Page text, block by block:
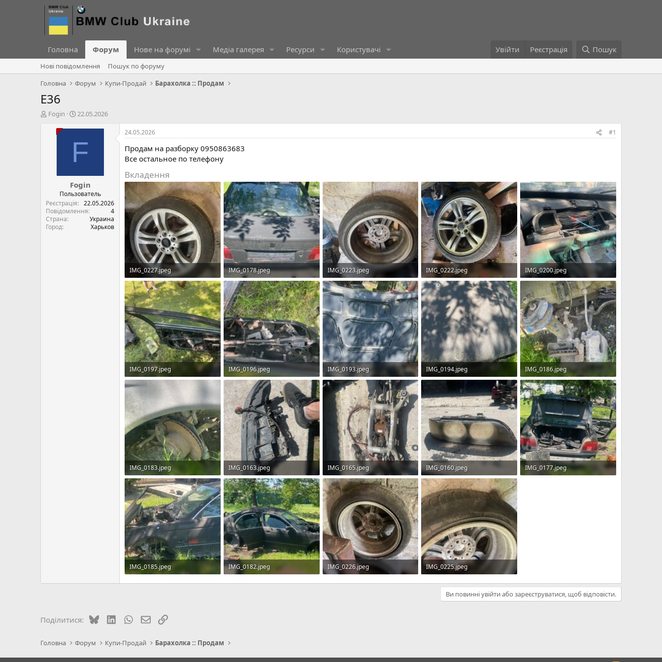
Головна Форум Нове на форумі Медіа галерея Ресурси Користувачі Увійти Реєстрація Пошук
Нові повідомлення
Пошук по форуму
Головна
Форум Купи-Продай Барахолка :: Продам
Е36
А
Fogin
Д
т
о
р
е
н
н
22.05.2026
F
Fogin
Пользователь
Реєстрація
22.05.2026
Повідомлення
4
Страна
Украина
Город
Харьков
24.05.2026 #1
Продам на разборку 0950863683
Все остальное по телефону
Вкладення
IMG_0227.jpeg
2.1 MБ · Перегляди: 6
IMG_0178.jpeg
1.8 MБ · Перегляди: 6
IMG_0223.jpeg
2.6 MБ · Перегляди: 6
IMG_0222.jpeg
1.9 MБ · Перегляди: 5
IMG_0200.jpeg
1.8 MБ · Перегляди: 7
IMG_0197.jpeg
2.7 MБ · Перегляди: 6
IMG_0196.jpeg
2.3 MБ · Перегляди: 7
IMG_0193.jpeg
1.7 MБ · Перегляди: 7
IMG_0194.jpeg
IMG_0186.jpeg
3 MБ · Перегляди: 6
IMG_0183.jpeg
2.5 MБ · Перегляди: 5
IMG_0163.jpeg
2.6 MБ · Перегляди: 6
IMG_0165.jpeg
2.6 MБ · Перегляди: 6
IMG_0160.jpeg
2.3 MБ · Перегляди: 6
IMG_0177.jpeg
IMG_0185.jpeg
3.2 MБ · Перегляди: 5
IMG_0182.jpeg
4 MБ · Перегляди: 5
IMG_0226.jpeg
4.1 MБ · Перегляди: 11
IMG_0225.jpeg
2.6 MБ · Перегляди: 5
Ви повинні увійти або зареєструватися, щоб відповісти.
Поділитися: BlueskyLinkedInWhatsApp
E-mailПосилання
Головна Форум Купи-Продай Барахолка :: Продам